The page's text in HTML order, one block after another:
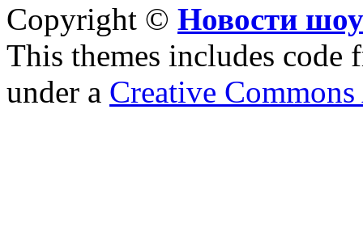
Copyright © Новости
This themes includes code
under a Creative